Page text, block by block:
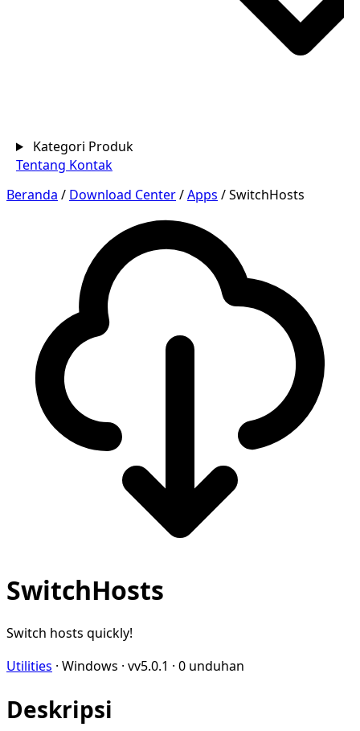
Kategori Produk
Tentang Kontak
Beranda / Download Center/Apps /SwitchHosts
SwitchHosts
Switch hosts quickly!
Utilities · Windows · vv5.0.1 · 0 unduhan
Deskripsi